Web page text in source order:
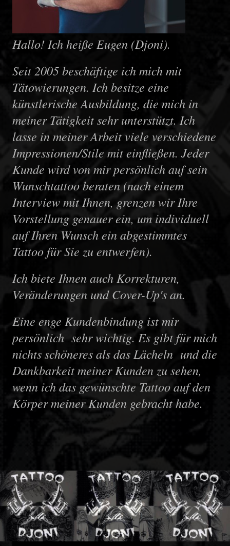
Hallo! Ich heiße Eugen (Djoni).
Seit 2005 beschäftige ich mich mit
Tätowierungen. Ich besitze eine
künstlerische Ausbildung, die mich in
meiner Tätigkeit sehr unterstützt. Ich
lasse in meiner Arbeit viele verschiedene
Impressionen/Stile mit einfließen. Jeder
Kunde wird von mir persönlich auf sein
Wunschtattoo beraten (nach einem
Interview mit Ihnen, grenzen wir Ihre
Vorstellung genauer ein, um individuell
auf Ihren Wunsch ein abgestimmtes
Tattoo für Sie zu entwerfen).
Ich biete Ihnen auch Korrekturen,
Veränderungen und Cover-Up's an.
Eine enge Kundenbindung ist mir
persönlich sehr wichtig. Es gibt für mich
nichts schöneres als das Lächeln und die
Dankbarkeit meiner Kunden zu sehen,
wenn ich das gewünschte Tattoo auf den
Körper meiner Kunden gebracht habe.